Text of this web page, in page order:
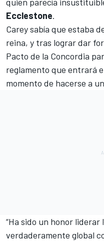
Ecclestone.
Carey sabía que estaba
reina, y tras lograr dar
Pacto de la Concordia
reglamento que entrará
momento de hacerse a
“Ha sido un honor
verdaderamente global